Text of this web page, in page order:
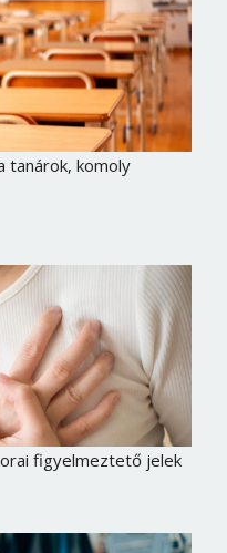
tanárok, komoly
figyelmeztető jelek